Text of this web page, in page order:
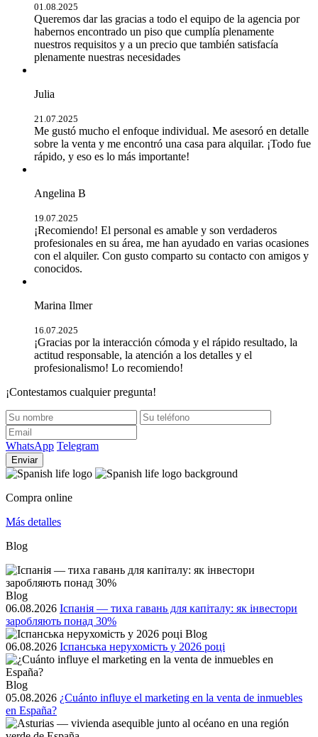
01.08.2025
Queremos dar las gracias a todo el equipo de la agencia por
habernos encontrado un piso que cumplía plenamente
nuestros requisitos y a un precio que también satisfacía
plenamente nuestras necesidades
Julia
21.07.2025
Me gustó mucho el enfoque individual. Me asesoró en detalle
sobre la venta y me encontró una casa para alquilar. ¡Todo fue
rápido, y eso es lo más importante!
Angelina B
19.07.2025
¡Recomiendo! El personal es amable y son verdaderos
profesionales en su área, me han ayudado en varias ocasiones
con el alquiler. Con gusto comparto su contacto con amigos y
conocidos.
Marina Ilmer
16.07.2025
¡Gracias por la interacción cómoda y el rápido resultado, la
actitud responsable, la atención a los detalles y el
profesionalismo! Lo recomiendo!
¡Contestamos cualquier pregunta!
WhatsApp Telegram
Enviar
Compra online
Más detalles
Blog
Blog
06.08.2026 Іспанія — тиха гавань для капіталу: як інвестори
заробляють понад 30%
Blog
06.08.2026 Іспанська нерухомість у 2026 році
Blog
05.08.2026 ¿Cuánto influye el marketing en la venta de inmuebles
en España?